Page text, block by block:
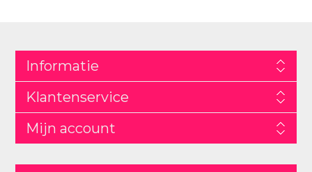
Informatie
Klantenservice
Mijn account